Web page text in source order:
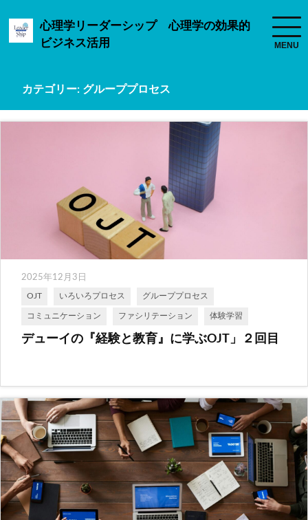
心理学リーダーシップ 心理学の効果的
ビジネス活用
カテゴリー: グループプロセス
2025年12月3日
OJT いろいろプロセス グループプロセス
コミュニケーション ファシリテーション 体験学習
デューイの『経験と教育』に学ぶOJT」２回目